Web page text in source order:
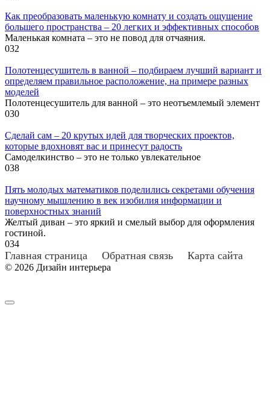
Как преобразовать маленькую комнату и создать ощущение
большего пространства – 20 легких и эффективных способов
Маленькая комната – это не повод для отчаяния.
032
Полотенцесушитель в ванной – подбираем лучший вариант и
определяем правильное расположение, на примере разных
моделей
Полотенцесушитель для ванной – это неотъемлемый элемент
030
Сделай сам – 20 крутых идей для творческих проектов,
которые вдохновят вас и принесут радость
Самоделкинство – это не только увлекательное
038
Пять молодых математиков поделились секретами обучения
научному мышлению в век изобилия информации и
поверхностных знаний
Желтый диван – это яркий и смелый выбор для оформления
гостиной.
034
Главная страница Обратная связь Карта сайта
© 2026 Дизайн интерьера